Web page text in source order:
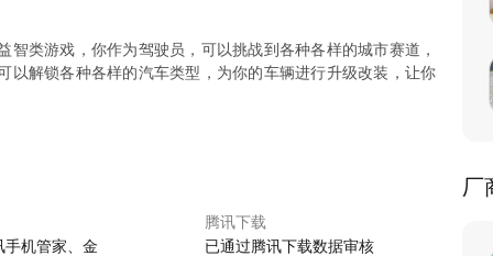
类游戏，你作为驾驶员，可以挑战到各种各样的城市赛道，
以解锁各种各样的汽车类型，为你的车辆进行升级改装，让你
手机管家、金
腾讯下载
已通过腾讯下载数据审核
厂